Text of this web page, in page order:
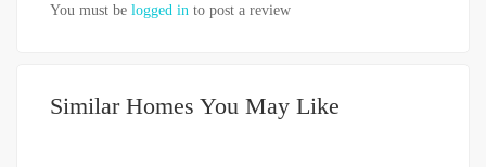
You must be logged in to post a review
Similar Homes You May Like